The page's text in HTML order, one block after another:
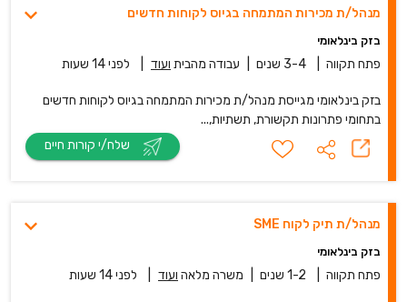
מנהל/ת מכירות המתמחה בגיוס לקוחות חדשים
בזק בינלאומי
פתח תקווה 3-4 שנים עבודה מהבית ועוד לפני 14 שעות
בזק בינלאומי מגייסת מנהל/ת מכירות המתמחה בגיוס לקוחות חדשים
בתחומי פתרונות תקשורת, תשתיות,...
מנהל/ת תיק לקוח SME
בזק בינלאומי
פתח תקווה 1-2 שנים משרה מלאה ועוד לפני 14 שעות